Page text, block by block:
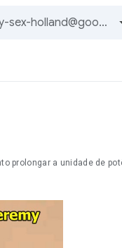
prolongar a unidade de